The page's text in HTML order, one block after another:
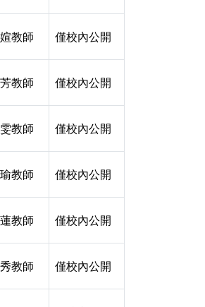
教師 僅校內公開
教師 僅校內公開
教師 僅校內公開
教師 僅校內公開
教師 僅校內公開
教師 僅校內公開